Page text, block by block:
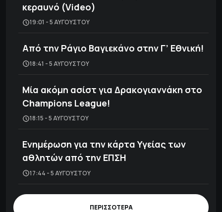
κεραυνό (Video)
19:01 - 5 ΑΥΓΟΎΣΤΟΥ
Από την Ράγιο Βαγιεκάνο στην Γ’ Εθνική!
18:41 - 5 ΑΥΓΟΎΣΤΟΥ
Μία ακόμη ασίστ για Δρακογιαννάκη στο
Champions League!
18:15 - 5 ΑΥΓΟΎΣΤΟΥ
Ενημέρωση για την κάρτα Υγείας των
αθλητών από την ΕΠΣΗ
17:44 - 5 ΑΥΓΟΎΣΤΟΥ
ΠΕΡΙΣΣΟΤΕΡΑ